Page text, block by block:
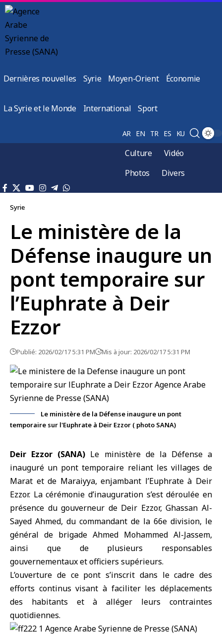
Dernières nouvelles Syrie Moyen-Orient Économie
La Syrie et le Monde International Sport
AR EN TR ES KU
Culture
Vidéo
Photos
Divers
Syrie
Le ministère de la
Défense inaugure un
pont temporaire sur
l’Euphrate à Deir
Ezzor
Publié: 2026/02/17 5:31 PM Mis à jour: 2026/02/17 5:31 PM
Le ministère de la Défense inaugure un pont
temporaire sur l'Euphrate à Deir Ezzor ( photo SANA)
Deir Ezzor (SANA) Le ministère de la Défensea
inauguré un pont temporaire reliant les villages de
Marat et de Maraiyya, enjambant l’Euphrate à Deir
Ezzor. La cérémonie d’inauguration s’est déroulée en
présence du gouverneur de Deir Ezzor, Ghassan Al-
Sayed Ahmed, du commandant de la 66e division, le
général de brigade Ahmed Mohammed Al-Jassem,
ainsi que de plusieurs responsables
gouvernementaux et officiers supérieurs.
L’ouverture de ce pont s’inscrit dans le cadre des
efforts continus visant à faciliter les déplacements
des habitants et à alléger leurs contraintes
quotidiennes.